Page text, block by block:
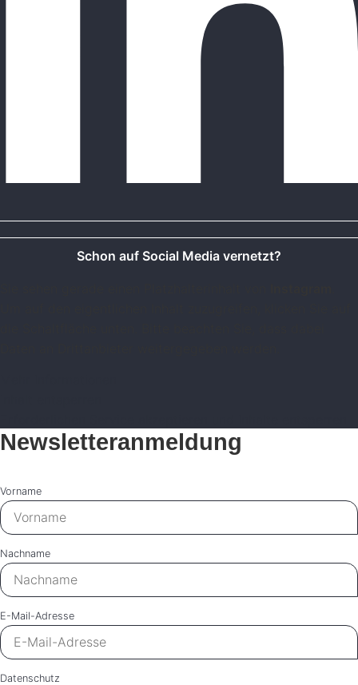
Schon auf Social Media vernetzt?
Newsletteranmeldung
Vorname
Nachname
E-Mail-Adresse
Datenschutz